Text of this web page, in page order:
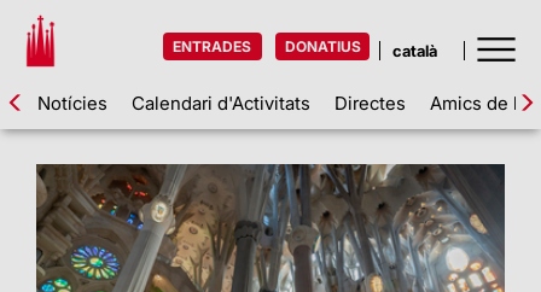
ENTRADES DONATIUS
Notícies Calendari d'Activitats Directes Amics de la